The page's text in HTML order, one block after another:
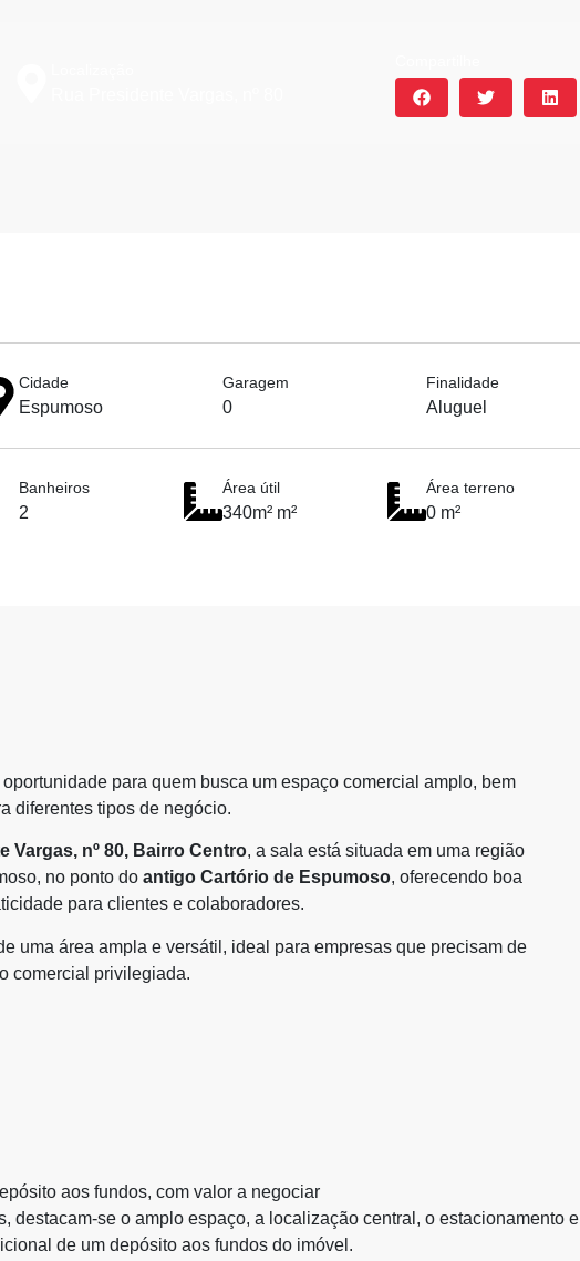
Cidade
Espumoso
Garagem
0
Finalidade
Aluguel
Banheiros
2
Área útil
340m² m²
Área terreno
0 m²
para quem busca um espaço comercial amplo, bem
diferentes tipos de negócio.
Vargas, nº 80, Bairro Centro, a sala está situada em uma região
no ponto do antigo Cartório de Espumoso, oferecendo boa
para clientes e colaboradores.
uma área ampla e versátil, ideal para empresas que precisam de
comercial privilegiada.
aos fundos, com valor a negociar
destacam-se o amplo espaço, a localização central, o estacionamento e
de um depósito aos fundos do imóvel.